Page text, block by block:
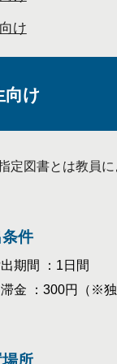
け
向け
定図書とは教員
条件
期間 ：1日間
金 ：300円（※独
所